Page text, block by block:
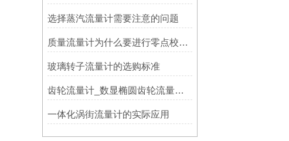
选择蒸汽流量计需要注意的问题
质量流量计为什么要进行零点校准？
玻璃转子流量计的选购标准
齿轮流量计_数显椭圆齿轮流量计安装与使用
一体化涡街流量计的实际应用